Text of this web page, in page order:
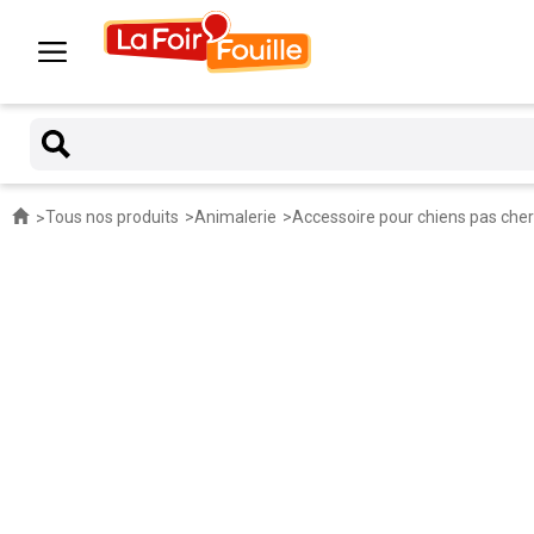
Tous nos produits Animalerie Accessoire pour chiens pas cher